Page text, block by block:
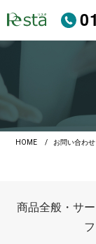
HOME お問い合わせ
商品全般・サ